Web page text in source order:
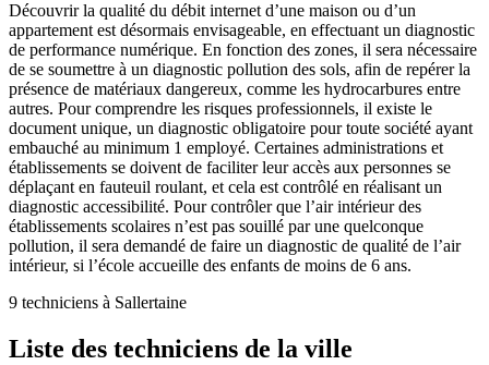
Découvrir la qualité du débit internet d’une maison ou d’un
appartement est désormais envisageable, en effectuant un diagnostic
de performance numérique. En fonction des zones, il sera nécessaire
de se soumettre à un diagnostic pollution des sols, afin de repérer la
présence de matériaux dangereux, comme les hydrocarbures entre
autres. Pour comprendre les risques professionnels, il existe le
document unique, un diagnostic obligatoire pour toute société ayant
embauché au minimum 1 employé. Certaines administrations et
établissements se doivent de faciliter leur accès aux personnes se
déplaçant en fauteuil roulant, et cela est contrôlé en réalisant un
diagnostic accessibilité. Pour contrôler que l’air intérieur des
établissements scolaires n’est pas souillé par une quelconque
pollution, il sera demandé de faire un diagnostic de qualité de l’air
intérieur, si l’école accueille des enfants de moins de 6 ans.
9 techniciens à Sallertaine
Liste des techniciens de la ville